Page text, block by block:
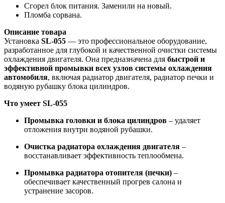
Сгорел блок питания. Заменили на новый.
Пломба сорвана.
Описание товара
Установка SL-055 — это профессиональное оборудование,
разработанное для глубокой и качественной очистки системы
охлаждения двигателя. Она предназначена для быстрой и
эффективной промывки всех узлов системы охлаждения
автомобиля, включая радиатор двигателя, радиатор печки и
водяную рубашку блока цилиндров.
Что умеет SL-055
Промывка головки и блока цилиндров – удаляет
отложения внутри водяной рубашки.
Очистка радиатора охлаждения двигателя –
восстанавливает эффективность теплообмена.
Промывка радиатора отопителя (печки) –
обеспечивает качественный прогрев салона и
устранение засоров.